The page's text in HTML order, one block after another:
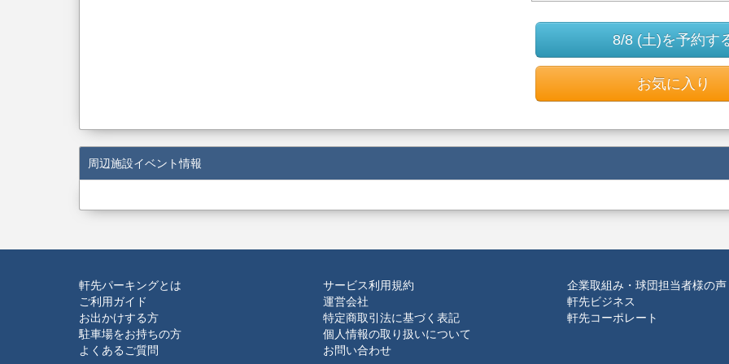
8/8 (土)を予約す
お気に入り
周辺施設イベント情報
軒先パーキングとは
ご利用ガイド
お出かけする方
駐車場をお持ちの方
よくあるご質問
サービス利用規約
運営会社
特定商取引法に基づく表記
個人情報の取り扱いについて
お問い合わせ
企業取組み・球団担当者様の声
軒先ビジネス
軒先コーポレート